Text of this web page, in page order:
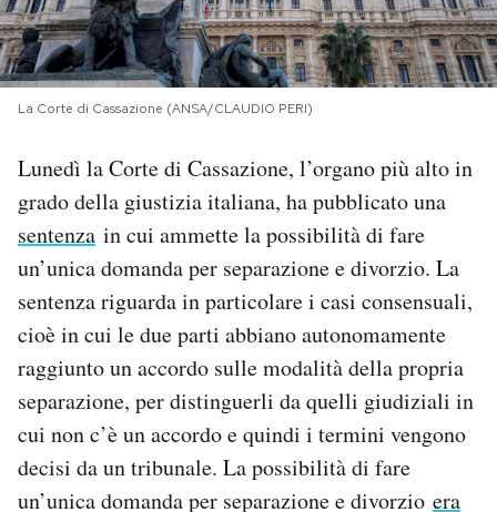
I MIEI PREFERITI
SHOP
CALENDARIO
AREA PERSONALE
Area Personale
Newsletter
Hai bisogno di aiuto?
Esci
La Corte di Cassazione (ANSA/CLAUDIO PERI)
Lunedì la Corte di Cassazione, l’organo più alto in
grado della giustizia italiana, ha pubblicato una
sentenza in cui ammette la possibilità di fare
un’unica domanda per separazione e divorzio. La
sentenza riguarda in particolare i casi consensuali,
cioè in cui le due parti abbiano autonomamente
raggiunto un accordo sulle modalità della propria
separazione, per distinguerli da quelli giudiziali in
cui non c’è un accordo e quindi i termini vengono
decisi da un tribunale. La possibilità di fare
un’unica domanda per separazione e divorzio era